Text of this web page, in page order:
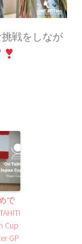
戦をしなが
で
Cup
GP